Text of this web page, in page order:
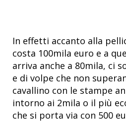
In effetti accanto alla
costa 100mila euro e a
arriva anche a 80mila, ci
e di volpe che non
cavallino con le stampe
intorno ai 2mila o il più
che si porta via con 500